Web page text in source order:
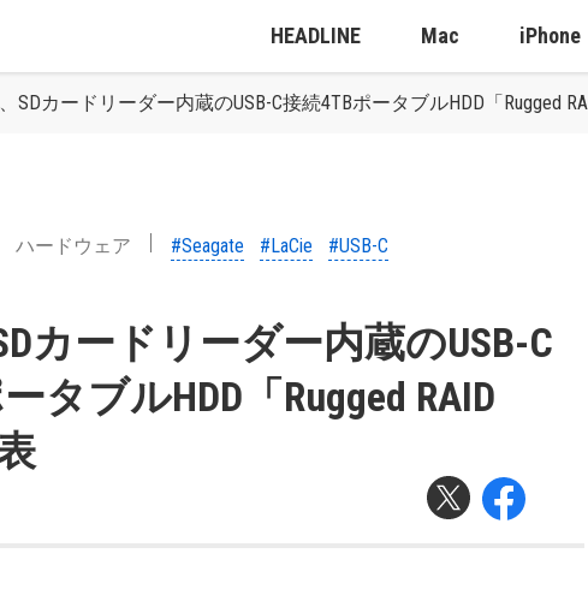
HEADLINE Mac iPhone
SDカードリーダー内蔵のUSB-C接続4TBポータブルHDD「Rugged
ハードウェア #Seagate #LaCie #USB-C
カードリーダー内蔵のUSB-C
タブルHDD「Rugged RAID